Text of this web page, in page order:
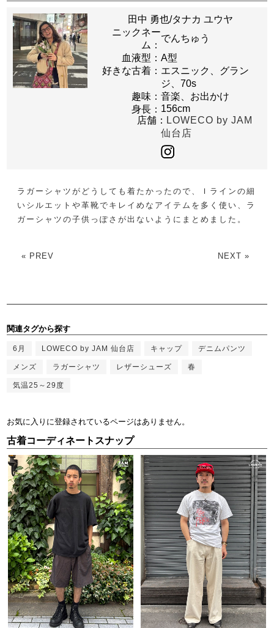
田中 勇也/タナカ ユウヤ
ニックネー
ム：
でんちゅう
血液型：A型
好きな古着： エスニック、グラン
ジ、70s
趣味：音楽、お出かけ
身長： 156cm
店舗： LOWECO by JAM
仙台店
ラガーシャツがどうしても着たかったので、Ｉラインの細
いシルエットや革靴でキレイめなアイテムを多く使い、ラ
ガーシャツの子供っぽさが出ないようにまとめました。
« PREV NEXT »
関連タグから探す
6月 LOWECO by JAM 仙台店 キャップ デニムパンツ
メンズ ラガーシャツ レザーシューズ 春
気温25～29度
お気に入りに登録されているページはありません。
古着コーディネートスナップ